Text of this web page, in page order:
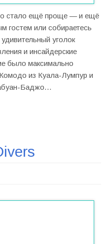
стало ещё проще — и ещё
гостем или собираетесь
уголок
и инсайдерские
было максимально
из Куала-Лумпур и
Баджо…